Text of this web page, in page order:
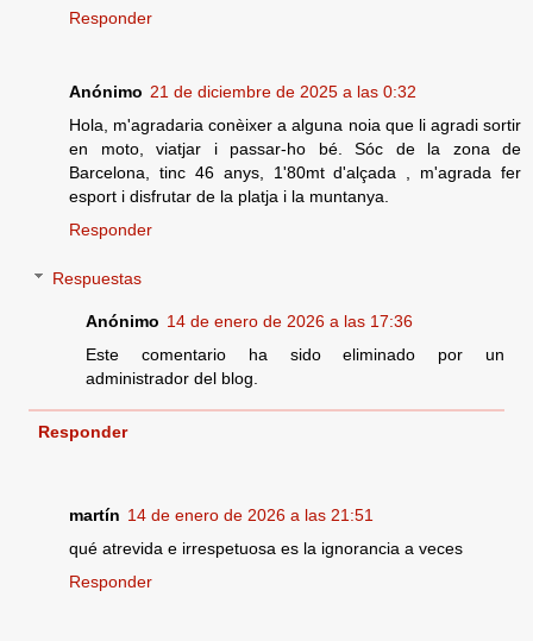
Responder
Anónimo 21 de diciembre de 2025 a las 0:32
Hola, m'agradaria conèixer a alguna noia que li agradi sortir
en moto, viatjar i passar-ho bé. Sóc de la zona de
Barcelona, tinc 46 anys, 1'80mt d'alçada , m'agrada fer
esport i disfrutar de la platja i la muntanya.
Responder
Respuestas
Anónimo 14 de enero de 2026 a las 17:36
Este comentario ha sido eliminado por un
administrador del blog.
Responder
martín 14 de enero de 2026 a las 21:51
qué atrevida e irrespetuosa es la ignorancia a veces
Responder